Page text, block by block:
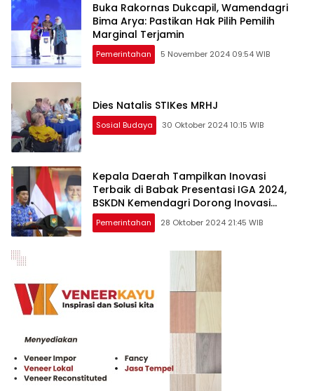
Buka Rakornas Dukcapil, Wamendagri
Bima Arya: Pastikan Hak Pilih Pemilih
Marginal Terjamin
Pemerintahan 5 November 2024 09:54 WIB
Dies Natalis STIKes MRHJ
Sosial Budaya 30 Oktober 2024 10:15 WIB
Kepala Daerah Tampilkan Inovasi
Terbaik di Babak Presentasi IGA 2024,
BSKDN Kemendagri Dorong Inovasi
Berkelanjutan
Pemerintahan 28 Oktober 2024 21:45 WIB